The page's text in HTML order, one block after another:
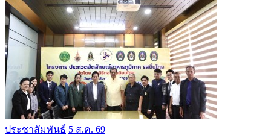
ประชาสัมพันธ์ 5 ส.ค. 69